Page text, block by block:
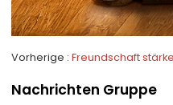
Vorherige
Nachrichten Gruppe